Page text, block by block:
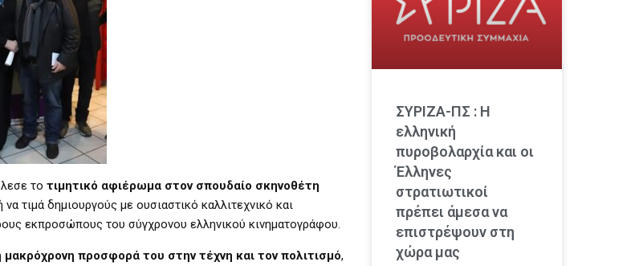
το τιμητικό αφιέρωμα στον σπουδαίο σκηνοθέτη
τιμά δημιουργούς με ουσιαστικό καλλιτεχνικό και
εκπροσώπους του σύγχρονου ελληνικού κινηματογράφου.
προσφορά του στην τέχνη και τον πολιτισμό,
ΣΥΡΙΖΑ-ΠΣ : Η
ελληνική
πυροβολαρχία και οι
Έλληνες
στρατιωτικοί
πρέπει άμεσα να
επιστρέψουν στη
χώρα μας